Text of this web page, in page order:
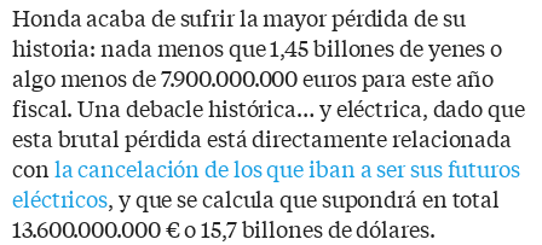
Honda acaba de sufrir la mayor pérdida de su
historia: nada menos que 1,45 billones de yenes o
algo menos de 7.900.000.000 euros para este año
fiscal. Una debacle histórica… y eléctrica, dado que
esta brutal pérdida está directamente relacionada
conla cancelación de los que iban a ser sus futuros
eléctricos, y que se calcula que supondrá en total
13.600.000.000 € o 15,7 billones de dólares.